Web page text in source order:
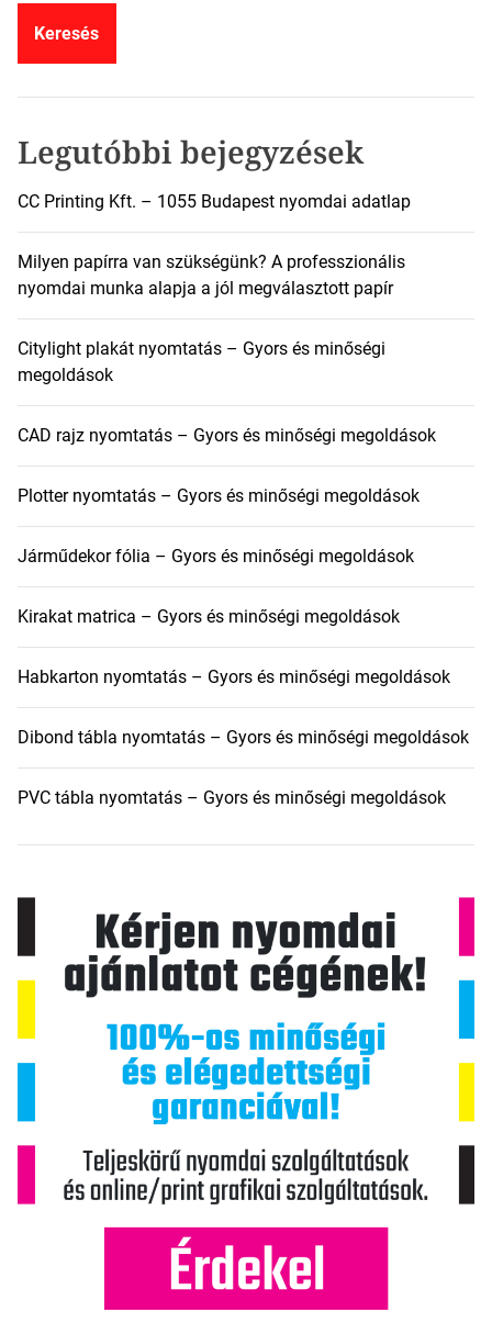
Legutóbbi bejegyzések
CC Printing Kft. – 1055 Budapest nyomdai adatlap
Milyen papírra van szükségünk? A professzionális
nyomdai munka alapja a jól megválasztott papír
Citylight plakát nyomtatás – Gyors és minőségi
megoldások
CAD rajz nyomtatás – Gyors és minőségi megoldások
Plotter nyomtatás – Gyors és minőségi megoldások
Járműdekor fólia – Gyors és minőségi megoldások
Kirakat matrica – Gyors és minőségi megoldások
Habkarton nyomtatás – Gyors és minőségi megoldások
Dibond tábla nyomtatás – Gyors és minőségi megoldások
PVC tábla nyomtatás – Gyors és minőségi megoldások